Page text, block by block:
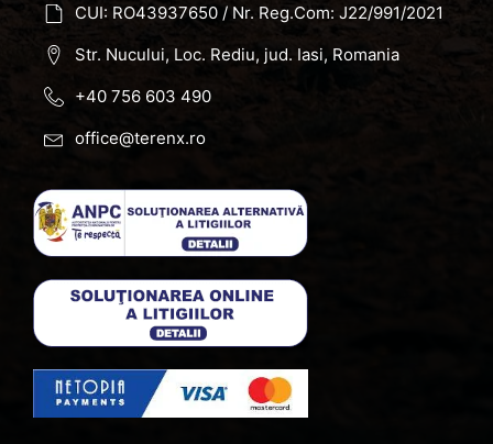
CUI: RO43937650 / Nr. Reg.Com: J22/991/2021
Str. Nucului, Loc. Rediu, jud. Iasi, Romania
+40 756 603 490
office@terenx.ro